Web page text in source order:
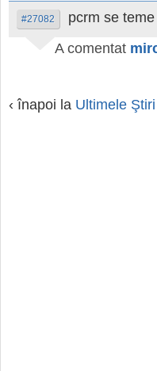
#27082
pcrm se
A comentat
‹ înapoi la Ultimele Ştiri